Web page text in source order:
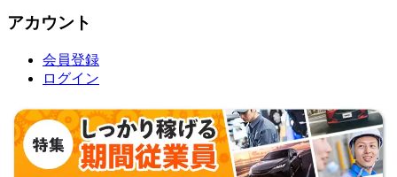
アカウント
会員登録
ログイン